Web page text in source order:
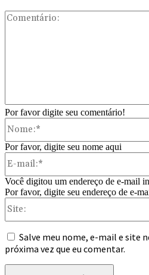
Por favor digite seu comentário!
Por favor, digite seu nome aqui
Você digitou um endereço de e-mail
Por favor, digite seu endereço de e-
Salve meu nome, e-mail e site
próxima vez que eu comentar.